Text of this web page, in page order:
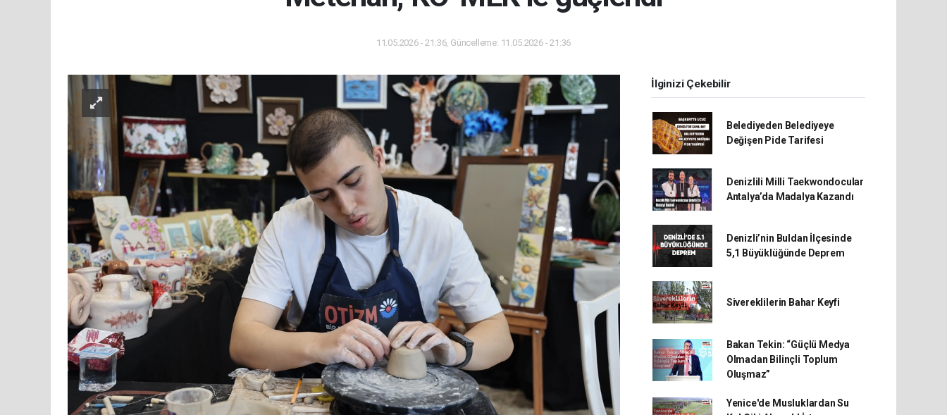
11.05.2026 - 21:36, Güncelleme: 11.05.2026 - 21:36
İlginizi Çekebilir
Belediyeden Belediyeye
Değişen Pide Tarifesi
Denizlili Milli Taekwondocular
Antalya’da Madalya Kazandı
Denizli’nin Buldan İlçesinde
5,1 Büyüklüğünde Deprem
Sivereklilerin Bahar Keyfi
Bakan Tekin: “Güçlü Medya
Olmadan Bilinçli Toplum
Oluşmaz”
Yenice'de Musluklardan Su